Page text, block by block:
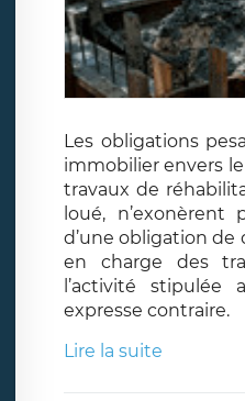
Les obligations
immobilier envers
travaux de
loué,
d’une obligation de
en charge des
l’activité stipulée
expresse contraire.
Lire la suite